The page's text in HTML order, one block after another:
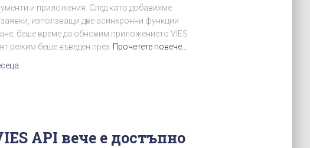
и приложения. След като добавихме
използващи две асинхронни функции
беше време да обновим приложението VIES
режим беше въведен през Прочетете повече…
API вече е достъпно